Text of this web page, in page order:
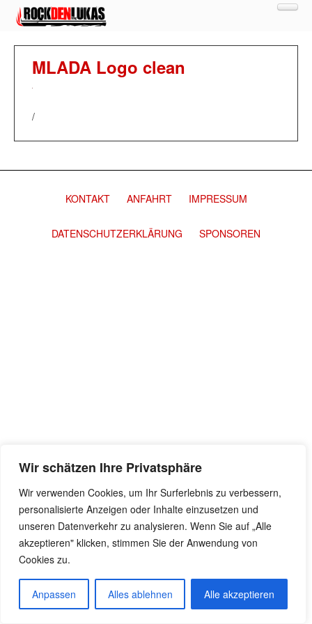
Wir schätzen Ihre Privatsphäre
Wir verwenden Cookies, um Ihr Surferlebnis zu verbessern,
personalisierte Anzeigen oder Inhalte einzusetzen und
unseren Datenverkehr zu analysieren. Wenn Sie auf „Alle
akzeptieren" klicken, stimmen Sie der Anwendung von
Cookies zu.
Anpassen Alles ablehnen Alle akzeptieren
NEWS
CAMPING
WARENKORB
MLADA Logo clean
/
KONTAKT ANFAHRT IMPRESSUM
DATENSCHUTZERKLÄRUNG SPONSOREN